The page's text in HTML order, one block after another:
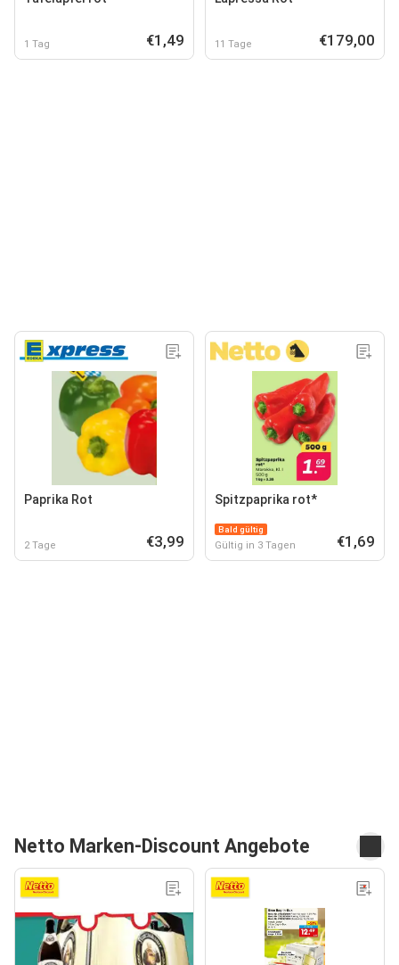
1 Tag €1,49 11 Tage €179,00
Paprika Rot
2 Tage €3,99
Spitzpaprika rot*
Bald gültig
Gültig in 3 Tagen €1,69
Netto Marken-Discount Angebote